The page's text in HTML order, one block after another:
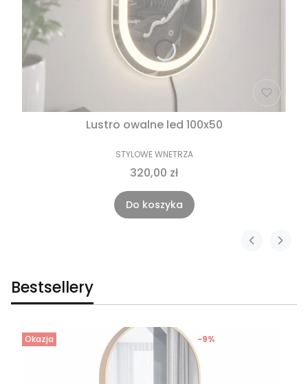
Lustro owalne led 100x50
STYLOWE WNETRZA
320,00 zł
Do koszyka
Bestsellery
Okazja -9%